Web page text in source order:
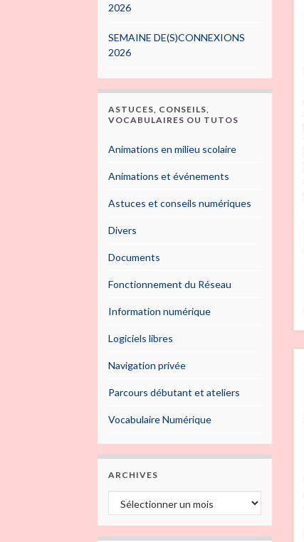
2026
SEMAINE DE(S)CONNEXIONS
2026
ASTUCES, CONSEILS,
VOCABULAIRES OU TUTOS
Animations en milieu scolaire
Animations et événements
Astuces et conseils numériques
Divers
Documents
Fonctionnement du Réseau
Information numérique
Logiciels libres
Navigation privée
Parcours débutant et ateliers
Vocabulaire Numérique
ARCHIVES
Archives